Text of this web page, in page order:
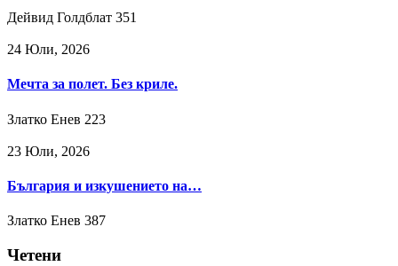
Дейвид Голдблат 351
24 Юли, 2026
Мечта за полет. Без криле.
Златко Енев 223
23 Юли, 2026
България и изкушението на…
Златко Енев 387
Четени